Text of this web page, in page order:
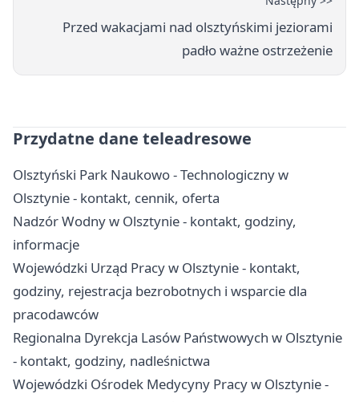
Przed wakacjami nad olsztyńskimi jeziorami
padło ważne ostrzeżenie
Przydatne dane teleadresowe
Olsztyński Park Naukowo - Technologiczny w
Olsztynie - kontakt, cennik, oferta
Nadzór Wodny w Olsztynie - kontakt, godziny,
informacje
Wojewódzki Urząd Pracy w Olsztynie - kontakt,
godziny, rejestracja bezrobotnych i wsparcie dla
pracodawców
Regionalna Dyrekcja Lasów Państwowych w Olsztynie
- kontakt, godziny, nadleśnictwa
Wojewódzki Ośrodek Medycyny Pracy w Olsztynie -